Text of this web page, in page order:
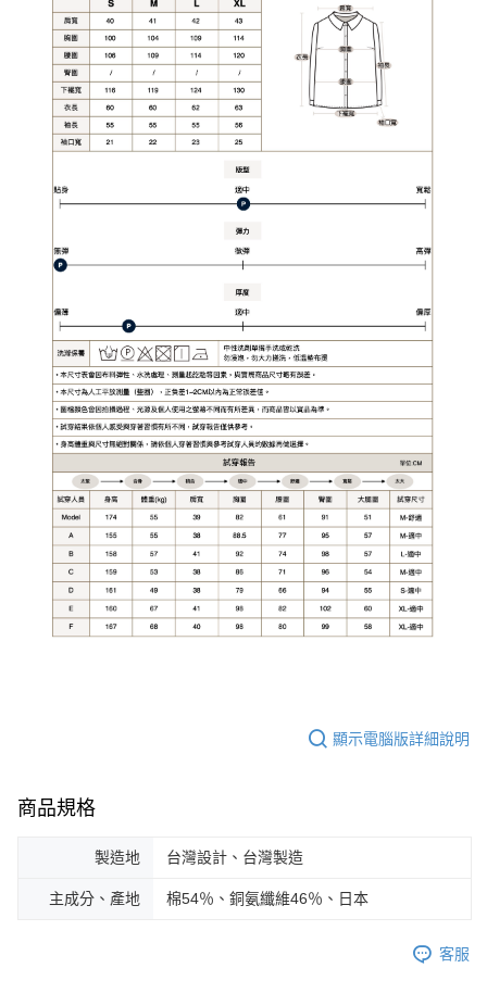
顯示電腦版詳細說明
商品規格
製造地 台灣設計、台灣製造
主成分、產地 棉54％、銅氨纖維46％、日本
客服